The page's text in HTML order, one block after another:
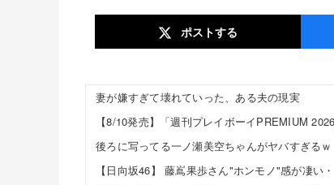
ポストする
妻が嫌すぎて壊れていった、ある夫の現実
後ろに写ってる一ノ瀬美空ちゃんがヤバすぎるｗ
【日向坂46】 藤嶌果歩さん"ホンモノ"感が凄い・